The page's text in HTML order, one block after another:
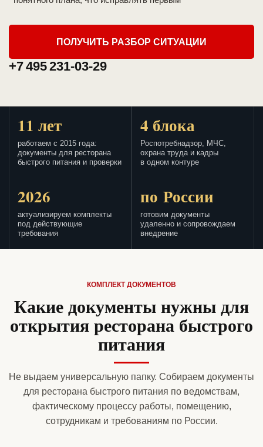
ПОЛУЧИТЬ РАЗБОР СИТУАЦИИ
+7 495 231-03-29
11 лет
работаем с 2015 года:
документы для ресторана
быстрого питания и проверки
4 блока
Роспотребнадзор, МЧС,
охрана труда и кадры
в одном контуре
2026
актуализируем комплекты
под действующие
требования
по России
готовим документы
удаленно и сопровождаем
внедрение
КОМПЛЕКТ ДОКУМЕНТОВ
Какие документы нужны для
открытия ресторана быстрого
питания
Не выдаем универсальную папку. Собираем документы
для ресторана быстрого питания по ведомствам,
фактическому процессу работы, помещению,
сотрудникам и требованиям по России.